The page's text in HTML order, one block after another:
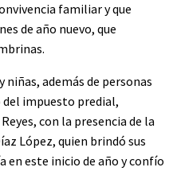
familiar y que
de año nuevo, que
además de personas
del impuesto predial,
con la presencia de la
López, quien brindó sus
en este inicio de año y confío